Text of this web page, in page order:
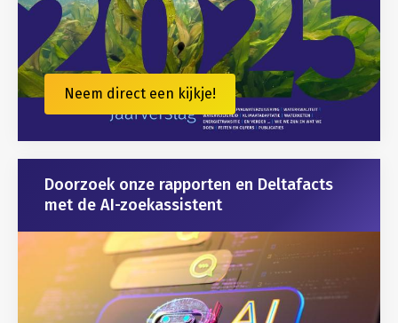
Neem direct een kijkje!
Doorzoek onze rapporten en Deltafacts
met de AI-zoekassistent